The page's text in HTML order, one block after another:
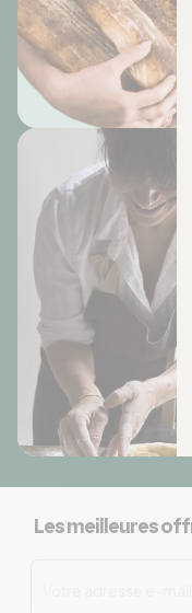
Les meilleures